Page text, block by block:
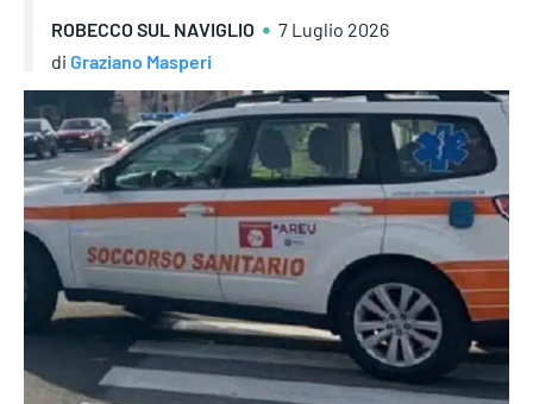
ROBECCO SUL NAVIGLIO
7 Luglio 2026
di Graziano Masperi